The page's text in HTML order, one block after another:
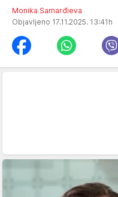
Monika Samarđieva
Objavljeno 17.11.2025. 13:41h